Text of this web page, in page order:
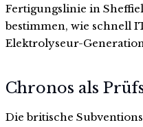
Fertigungslinie in
bestimmen, wie schnell
Elektrolyseur-
Chronos als
Die britische